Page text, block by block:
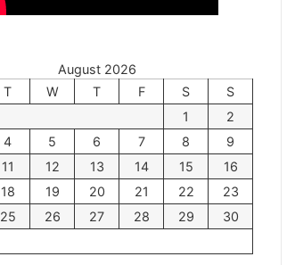
August 2026
T W T F S
S
1
2
4 5 6 7 8
9
11 12 13 14 15
16
18 19 20 21 22
23
25 26 27 28 29
30